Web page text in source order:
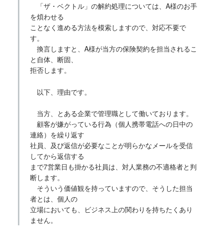
「ザ・ベクトル」の解約処理については、A様のお手
を煩わせる
ことなく進める方法を模索しますので、対応不要で
す。
換言しますと、A様が当方の保険契約を担当されるこ
と自体、断固、
拒否します。
以下、理由です。
当方、とある企業で管理職として働いております。
顧客が嫌がっている行為（個人携帯電話への日中の
連絡）を繰り返す
社員、及び返信が必要なことが明らかなメールを受信
してから返信する
まで7営業日も掛かる社員は、対人業務の不適格者と判
断します。
そういう価値観を持っていますので、そうした担当
者とは、個人の
立場においても、ビジネス上の関わりを持ちたくあり
ません。